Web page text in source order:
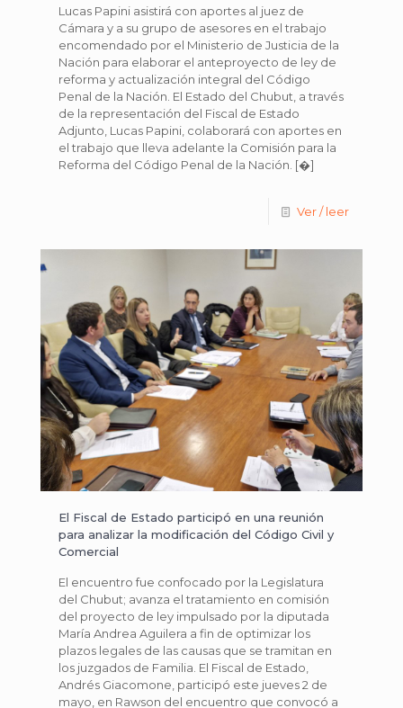
Lucas Papini asistirá con aportes al juez de
Cámara y a su grupo de asesores en el trabajo
encomendado por el Ministerio de Justicia de la
Nación para elaborar el anteproyecto de ley de
reforma y actualización integral del Código
Penal de la Nación. El Estado del Chubut, a través
de la representación del Fiscal de Estado
Adjunto, Lucas Papini, colaborará con aportes en
el trabajo que lleva adelante la Comisión para la
Reforma del Código Penal de la Nación. [�]
Ver / leer
El Fiscal de Estado participó en una reunión
para analizar la modificación del Código Civil y
Comercial
El encuentro fue confocado por la Legislatura
del Chubut; avanza el tratamiento en comisión
del proyecto de ley impulsado por la diputada
María Andrea Aguilera a fin de optimizar los
plazos legales de las causas que se tramitan en
los juzgados de Familia. El Fiscal de Estado,
Andrés Giacomone, participó este jueves 2 de
mayo, en Rawson del encuentro que convocó a